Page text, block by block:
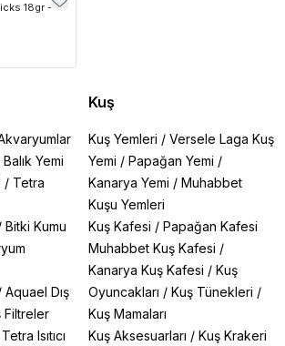
18gr -
Yemi
/ Tetra
Bitki Kumu
Aquael Dış
Filtreler
Tetra Isıtıcı
Kuş
Kuş Yemleri / Versele Laga Kuş
Yemi / Papağan Yemi /
Kanarya Yemi / Muhabbet
Kuşu Yemleri
Kuş Kafesi / Papağan Kafesi
Muhabbet Kuş Kafesi /
Kanarya Kuş Kafesi / Kuş
Oyuncakları / Kuş Tünekleri /
Kuş Mamaları
Kuş Aksesuarları / Kuş Krakeri